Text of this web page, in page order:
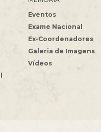
Eventos
Exame Nacional
Ex-Coordenadores
Galeria de Imagens
Vídeos